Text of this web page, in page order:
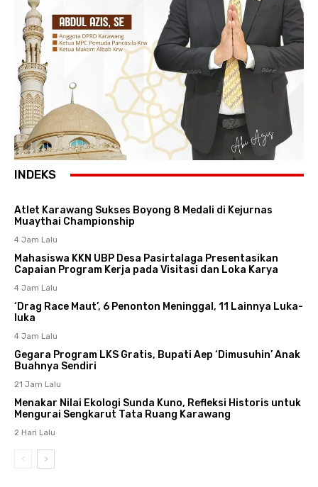
INDEKS
Atlet Karawang Sukses Boyong 8 Medali di Kejurnas
Muaythai Championship
4 Jam Lalu
Mahasiswa KKN UBP Desa Pasirtalaga Presentasikan
Capaian Program Kerja pada Visitasi dan Loka Karya
4 Jam Lalu
‘Drag Race Maut’, 6 Penonton Meninggal, 11 Lainnya Luka-
luka
4 Jam Lalu
Gegara Program LKS Gratis, Bupati Aep ‘Dimusuhin’ Anak
Buahnya Sendiri
21 Jam Lalu
Menakar Nilai Ekologi Sunda Kuno, Refleksi Historis untuk
Mengurai Sengkarut Tata Ruang Karawang
2 Hari Lalu